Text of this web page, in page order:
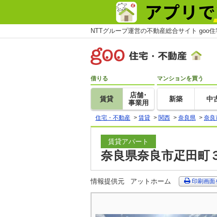
NTTグループ運営の不動産総合サイト goo
借りる
賃貸
店舗･
事業用
マンションを買う
新築 中
住宅・不動産 > 賃貸 > 関西 > 奈良県 > 奈良
賃貸アパート
奈良県奈良市疋田町
情報提供元 アットホーム 印刷画面